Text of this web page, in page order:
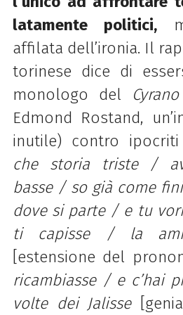
latamente politici,
affilata dell’ironia. Il
torinese dice di
monologo del
Edmond Rostand,
inutile) contro
che storia triste /
basse / so già come
dove si parte / e tu
ti capisse / la
[estensione del
ricambiasse / e c’hai
volte dei Jalisse